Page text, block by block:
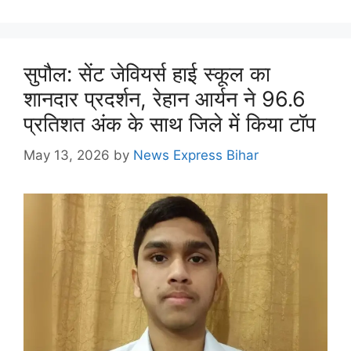
सुपौल: सेंट जेवियर्स हाई स्कूल का
शानदार प्रदर्शन, रेहान आर्यन ने 96.6
प्रतिशत अंक के साथ जिले में किया टॉप
May 13, 2026 by News Express Bihar